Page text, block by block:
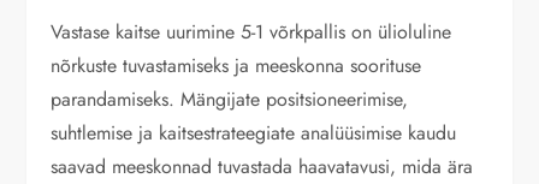
Vastase kaitse uurimine 5-1 võrkpallis on ülioluline
nõrkuste tuvastamiseks ja meeskonna soorituse
parandamiseks. Mängijate positsioneerimise,
suhtlemise ja kaitsestrateegiate analüüsimise kaudu
saavad meeskonnad tuvastada haavatavusi, mida ära